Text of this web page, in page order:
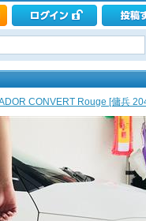
CONVERT Rouge [傭兵